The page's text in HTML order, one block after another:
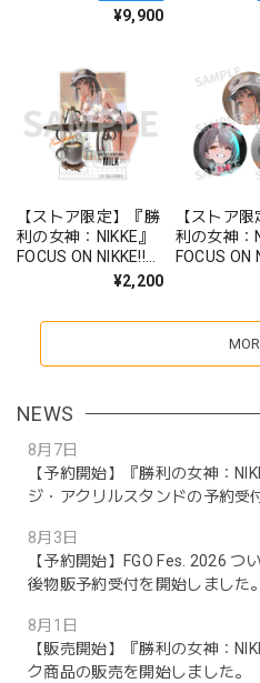
NEWS
8月7日
【予約開始】『勝利の女神：
ジ・アクリルスタンドの予約受
8月3日
【予約開始】FGO Fes. 2026
後物販予約受付を開始しました。
8月1日
【販売開始】『勝利の女神：
ク商品の販売を開始しました。
¥9,900
【ストア限定】『勝
利の女神：NIKKE』
FOCUS ON NIKKE!!
アクリルジオラマ ミ
¥2,200
【ストア
利の女神：
FOCUS ON
缶バッジ